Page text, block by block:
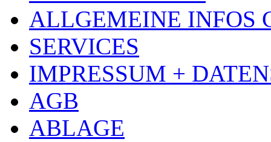
ALLGEMEINE INFOS
SERVICES
IMPRESSUM +
AGB
ABLAGE